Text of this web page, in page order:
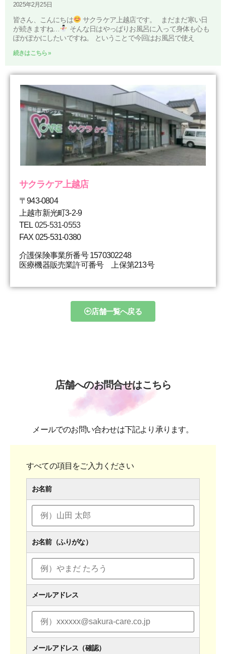
2025年2月25日
皆さん、こんにちは
サクラケア上越店です。 まだまだ寒い日
が続きますね…
そんな日はやっぱりお風呂に入って身体も心も
ぽかぽかにしたいですね。 ということで今回はお風呂で使え
続きはこちら »
サクラケア上越店
〒943-0804
上越市新光町3-2-9
TEL 025-531-0553
FAX 025-531-0380
介護保険事業所番号 1570302248
医療機器販売業許可番号 上保第213号
店舗一覧へ戻る
店舗へのお問合せはこちら
メールでのお問い合わせは下記より承ります。
すべての項目をご入力ください
お名前
お名前（ふりがな）
メールアドレス
メールアドレス（確認）